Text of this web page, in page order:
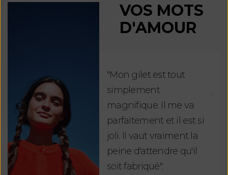
VOS MOTS
D'AMOUR
"Mon gilet est tout
simplement
magnifique. Il me va
parfaitement et il est si
joli. Il vaut vraiment la
peine d'attendre qu'il
soit fabriqué".